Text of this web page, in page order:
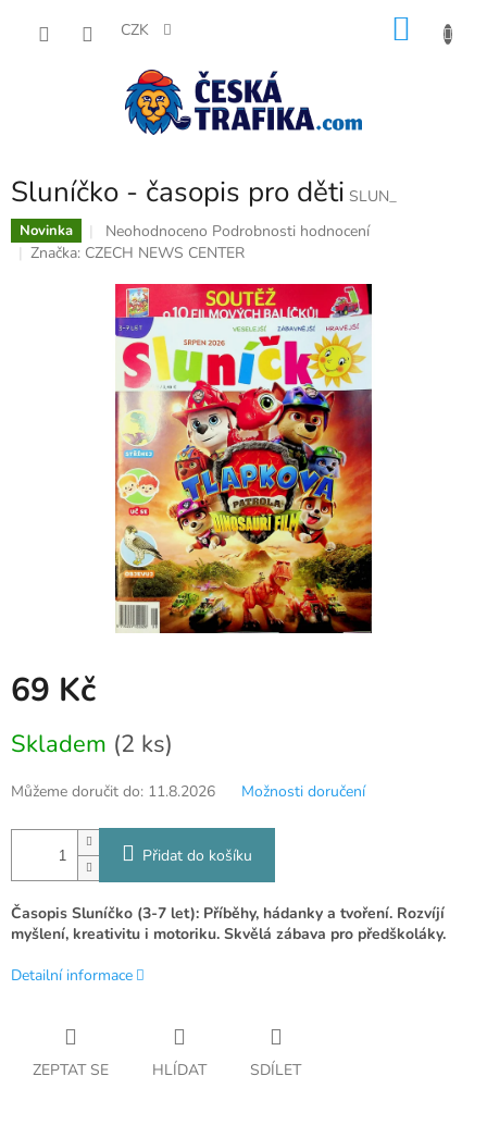
CZK
Sluníčko - časopis pro děti SLUN_
Novinka
Průměrné
hodnocení
0,0
hvězdiček.
Neohodnoceno Podrobnosti hodnocení
Značka: CZECH NEWS CENTER
69 Kč
cena:
Skladem (2 ks)
Můžeme doručit do: 11.8.2026 Možnosti doručení
Přidat do košíku
Časopis Sluníčko (3-7 let): Příběhy, hádanky a tvoření. Rozvíjí
myšlení, kreativitu i motoriku. Skvělá zábava pro předškoláky.
Detailní informace
ZEPTAT SE HLÍDAT SDÍLET